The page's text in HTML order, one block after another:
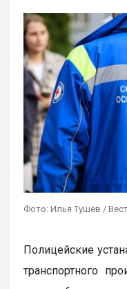
Фото: Илья Тушев /
Полицейские
транспортного